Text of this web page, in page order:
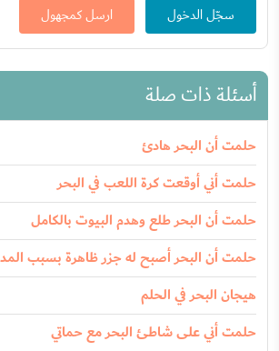
سجّل الدخول ارسل كمجهول
أسئلة ذات صلة
حلمت أن البحر هادئ
حلمت أني أوقعت كرة اللعب في البحر
حلمت أن البحر طلع وهدم البيوت بالكامل
حلمت أن البحر أصبح له جزر ظاهرة بسبب المد
هيجان البحر في الحلم
حلمت أني على شاطئ البحر مع حماتي